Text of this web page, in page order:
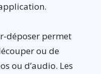
déposer permet
ou de
ou d’audio. Les